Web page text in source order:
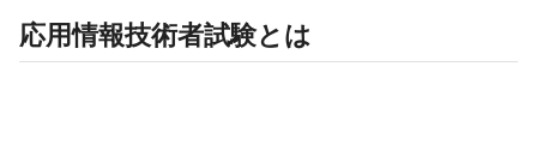
応用情報技術者試験とは